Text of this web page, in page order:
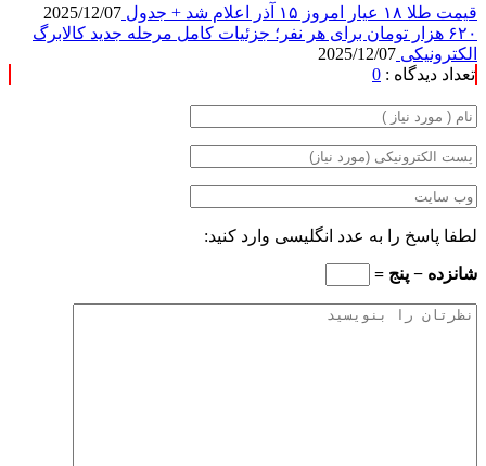
قیمت طلا ۱۸ عیار امروز ۱۵ آذر اعلام شد + جدول
2025/12/07
۶۲۰ هزار تومان برای هر نفر؛ جزئیات کامل مرحله جدید کالابرگ
الکترونیکی 2025/12/07
تعداد دیدگاه : 0
لطفا پاسخ را به عدد انگلیسی وارد کنید:
شانزده − پنج =